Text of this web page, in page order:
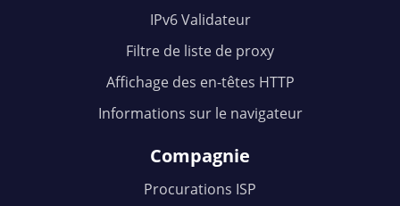
IPv6 Validateur
Filtre de liste de proxy
Affichage des en-têtes HTTP
Informations sur le navigateur
Compagnie
Procurations ISP